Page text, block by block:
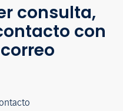
consulta,
con